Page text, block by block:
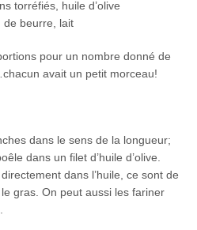
torréfiés, huile d’olive
de beurre, lait
pour un nombre donné de
avait un petit morceau!
dans le sens de la longueur;
dans un filet d’huile d’olive.
dans l’huile, ce sont de
gras. On peut aussi les fariner